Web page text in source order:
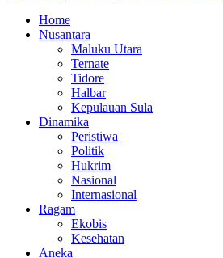
Home
Nusantara
Maluku Utara
Ternate
Tidore
Halbar
Kepulauan Sula
Dinamika
Peristiwa
Politik
Hukrim
Nasional
Internasional
Ragam
Ekobis
Kesehatan
Aneka